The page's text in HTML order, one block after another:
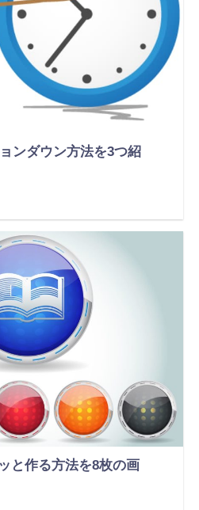
ンダウン方法を3つ紹
と作る方法を8枚の画